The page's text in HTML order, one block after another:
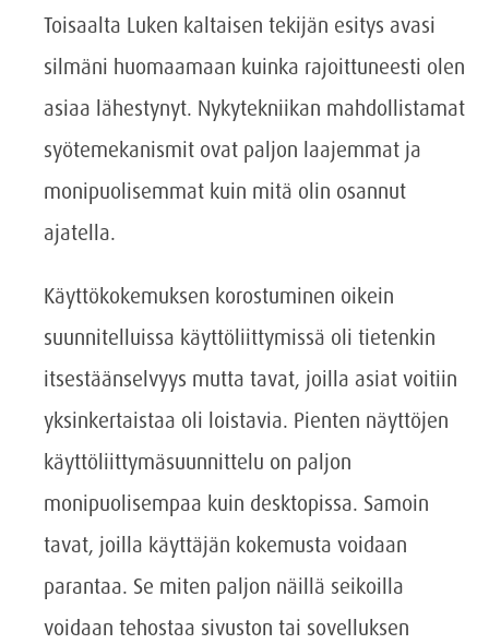
Toisaalta Luken kaltaisen tekijän esitys avasi
silmäni huomaamaan kuinka rajoittuneesti olen
asiaa lähestynyt. Nykytekniikan mahdollistamat
syötemekanismit ovat paljon laajemmat ja
monipuolisemmat kuin mitä olin osannut
ajatella.
Käyttökokemuksen korostuminen oikein
suunnitelluissa käyttöliittymissä oli tietenkin
itsestäänselvyys mutta tavat, joilla asiat voitiin
yksinkertaistaa oli loistavia. Pienten näyttöjen
käyttöliittymäsuunnittelu on paljon
monipuolisempaa kuin desktopissa. Samoin
tavat, joilla käyttäjän kokemusta voidaan
parantaa. Se miten paljon näillä seikoilla
voidaan tehostaa sivuston tai sovelluksen